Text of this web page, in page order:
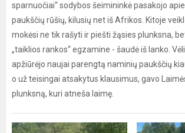
sparnuočiai“ sodybos šeimininkė pasakojo
paukščių rūšių, kilusių net iš Afrikos. Kitoje
mokėsi ne tik rašyti ir piešti žąsies plunksna,
„taiklios rankos“ egzamine - šaudė iš lanko.
apžiūrėjo naujai parengtą naminių paukščių
o už teisingai atsakytus klausimus, gavo
plunksną, kuri atneša laimę.